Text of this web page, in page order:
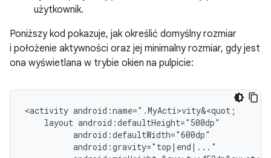
użytkownik.
Poniższy kod pokazuje, jak określić domyślny rozmiar
i położenie aktywności oraz jej minimalny rozmiar, gdy jest
ona wyświetlana w trybie okien na pulpicie:
<activity
layout